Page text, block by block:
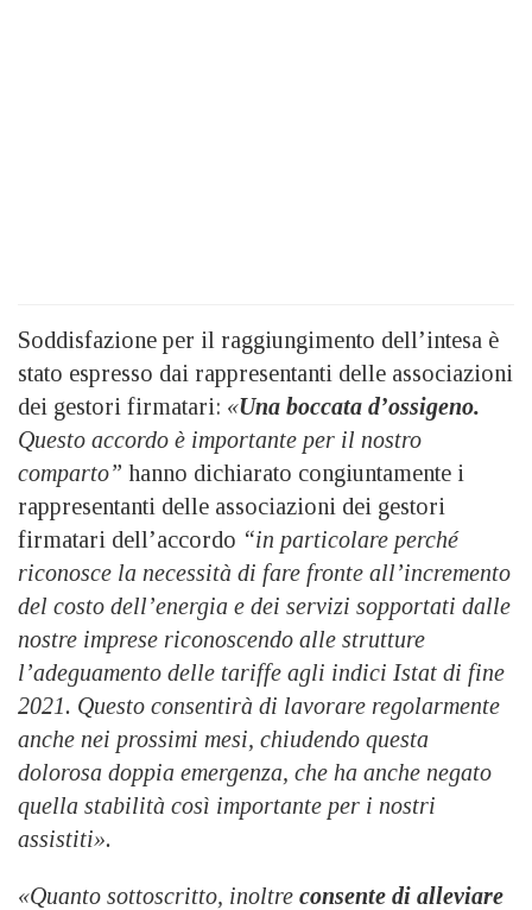
Soddisfazione per il raggiungimento dell’intesa è
stato espresso dai rappresentanti delle associazioni
dei gestori firmatari: «Una boccata d’ossigeno.
Questo accordo è importante per il nostro
comparto” hanno dichiarato congiuntamente i
rappresentanti delle associazioni dei gestori
firmatari dell’accordo “in particolare perché
riconosce la necessità di fare fronte all’incremento
del costo dell’energia e dei servizi sopportati dalle
nostre imprese riconoscendo alle strutture
l’adeguamento delle tariffe agli indici Istat di fine
2021. Questo consentirà di lavorare regolarmente
anche nei prossimi mesi, chiudendo questa
dolorosa doppia emergenza, che ha anche negato
quella stabilità così importante per i nostri
assistiti».
«Quanto sottoscritto, inoltre consente di alleviare